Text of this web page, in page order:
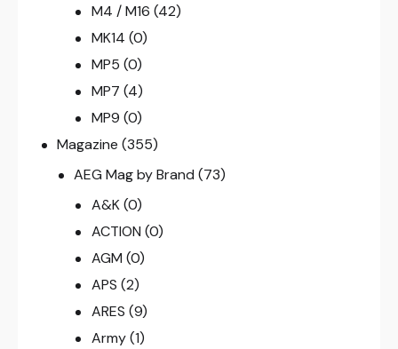
M4 / M16 (42)
MK14 (0)
MP5 (0)
MP7 (4)
MP9 (0)
Magazine (355)
AEG Mag by Brand (73)
A&K (0)
ACTION (0)
AGM (0)
APS (2)
ARES (9)
Army (1)